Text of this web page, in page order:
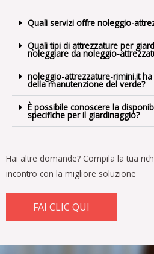
Quali servizi offre noleggio-
Quali tipi di attrezzature per
noleggiare da noleggio-
noleggio-attrezzature-rimini.it
della manutenzione del verde?
È possibile conoscere la
specifiche per il giardinaggio?
Hai altre domande? Compila la tua
incontro con la migliore soluzione
FAI CLIC QUI